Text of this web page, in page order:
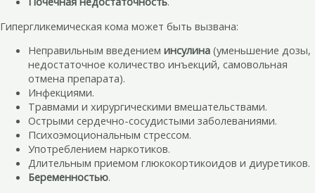
Гипергликемическая кома может быть вызвана:
Неправильным введением инсулина (уменьшение дозы,
недостаточное количество инъекций, самовольная
отмена препарата).
Инфекциями.
Травмами и хирургическими вмешательствами.
Острыми сердечно-сосудистыми заболеваниями.
Психоэмоциональным стрессом.
Употреблением наркотиков.
Длительным приемом глюкокортикоидов и диуретиков.
Беременностью.